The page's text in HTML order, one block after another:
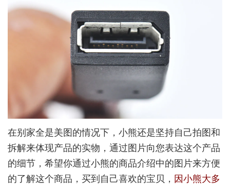
在别家全是美图的情况下，小熊还是坚持自己拍图和
拆解来体现产品的实物，通过图片向您表达这个产品
的细节，希望你通过小熊的商品介绍中的图片来方便
的了解这个商品，买到自己喜欢的宝贝， 因小熊大多